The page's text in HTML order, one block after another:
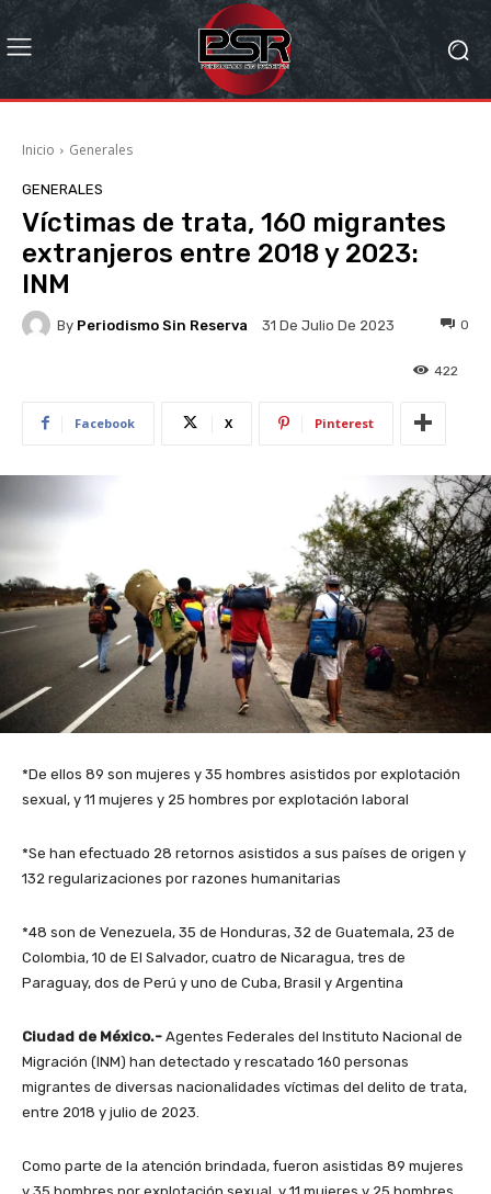
Inicio Generales
GENERALES
Víctimas de trata, 160 migrantes
extranjeros entre 2018 y 2023:
INM
By Periodismo Sin Reserva 31 De Julio De 2023 0
422
Facebook X Pinterest
*De ellos 89 son mujeres y 35 hombres asistidos por explotación
sexual, y 11 mujeres y 25 hombres por explotación laboral
*Se han efectuado 28 retornos asistidos a sus países de origen y
132 regularizaciones por razones humanitarias
*48 son de Venezuela, 35 de Honduras, 32 de Guatemala, 23 de
Colombia, 10 de El Salvador, cuatro de Nicaragua, tres de
Paraguay, dos de Perú y uno de Cuba, Brasil y Argentina
Ciudad de México.- Agentes Federales del Instituto Nacional de
Migración (INM) han detectado y rescatado 160 personas
migrantes de diversas nacionalidades víctimas del delito de trata,
entre 2018 y julio de 2023.
Como parte de la atención brindada, fueron asistidas 89 mujeres